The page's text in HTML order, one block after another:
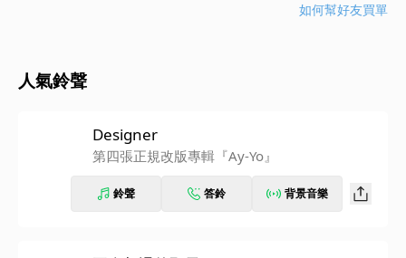
如何幫好友買單
人氣鈴聲
Designer
第四張正規改版專輯『Ay-Yo』
鈴聲 答鈴 背景音樂